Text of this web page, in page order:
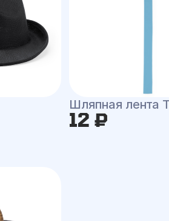
Шляпная лента
12 ₽